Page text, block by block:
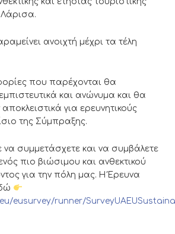
ανοιχτή μέχρι τα τέλη
που παρέχονται θα
και ανώνυμα και θα
για ερευνητικούς
της Σύμπραξης.
συμμετάσχετε και να συμβάλετε
πιο βιώσιμου και ανθεκτικού
για την πόλη μας. Η Έρευνα
eusurvey/runner/